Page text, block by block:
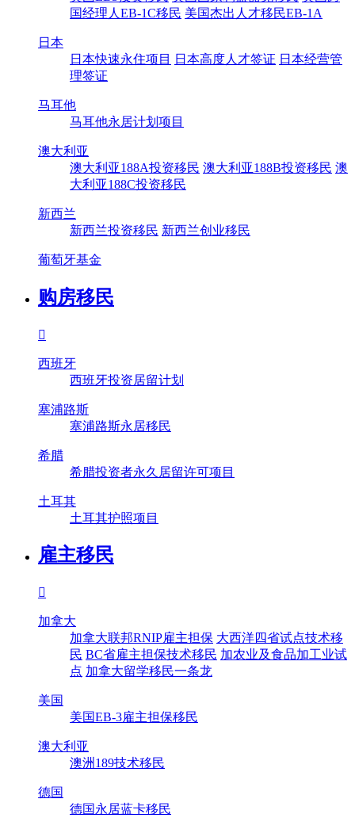
国经理人EB-1C移民 美国杰出人才移民EB-1A
日本
日本快速永住项目
日本高度人才签证 日本经营管
理签证
马耳他
马耳他永居计划项目
澳大利亚
澳大利亚188A投资移民 澳大利亚188B投资移民 澳
大利亚188C投资移民
新西兰
新西兰投资移民 新西兰创业移民
葡萄牙基金
购房移民

西班牙
西班牙投资居留计划
塞浦路斯
塞浦路斯永居移民
希腊
希腊投资者永久居留许可项目
土耳其
土耳其护照项目
雇主移民

加拿大
加拿大联邦RNIP雇主担保 大西洋四省试点技术移
民 BC省雇主担保技术移民 加农业及食品加工业试
点 加拿大留学移民一条龙
美国
美国EB-3雇主担保移民
澳大利亚
澳洲189技术移民
德国
德国永居蓝卡移民